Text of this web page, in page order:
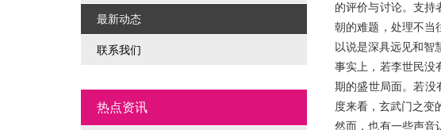
最新动态
联系我们
热点资讯
的评价与讨论。支持
朝的难题，处理不当
以说是深具远见和智
事实上，若李世民没
期的盛世局面。若没
度来看，玄武门之变
然而，也有一些声音